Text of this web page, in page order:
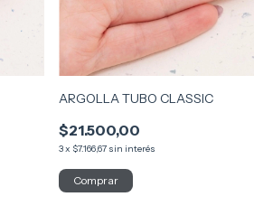
ARGOLLA TUBO CLASSIC
$21.500,00
3x $7.166,67 sin interés